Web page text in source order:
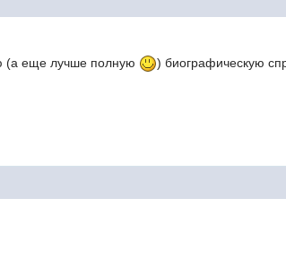
(а еще лучше полную
) биографическую